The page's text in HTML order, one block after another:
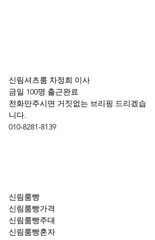
신림셔츠룸 차정희 이사
금일 100명 출근완료
전화만주시면 거짓없는 브리핑 드리겠습
니다.
010-8281-8139
신림룸빵
신림룸빵가격
신림룸빵주대
신림룸빵혼자